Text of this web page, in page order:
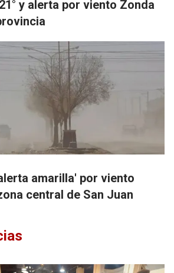
y alerta por viento Zonda
amarilla' por viento
central de San Juan